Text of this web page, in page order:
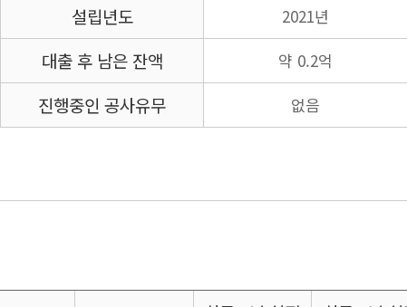
설립년도 2021년
대출 후 남은 잔액 약 0.2억
진행중인 공사유무 없음